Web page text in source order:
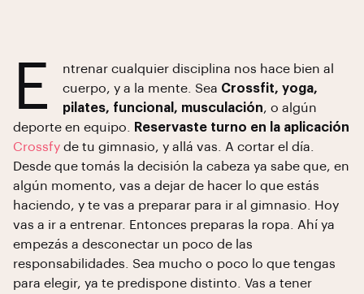
E
ntrenar cualquier disciplina nos hace bien al
cuerpo, y a la mente. Sea Crossfit, yoga,
pilates, funcional, musculación, o algún
deporte en equipo.
Reservaste turno en la aplicación
Crossfy de tu gimnasio, y allá vas. A cortar el día.
Desde que tomás la decisión la cabeza ya sabe que, en
algún momento, vas a dejar de hacer lo que estás
haciendo, y te vas a preparar para ir al gimnasio. Hoy
vas a ir a entrenar. Entonces preparas la ropa. Ahí ya
empezás a desconectar un poco de las
responsabilidades. Sea mucho o poco lo que tengas
para elegir, ya te predispone distinto. Vas a tener